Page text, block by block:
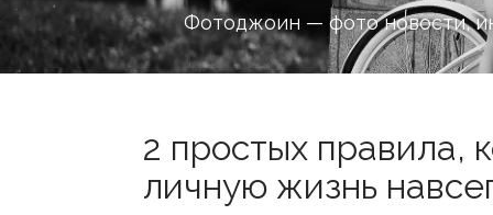
Фотоджоин — фото новости,
2 простых правила,
личную жизнь